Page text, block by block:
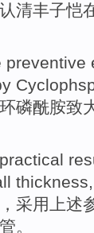
清丰子恺
preventive
环磷酰胺致
practical
thickness
，采用上述
管。